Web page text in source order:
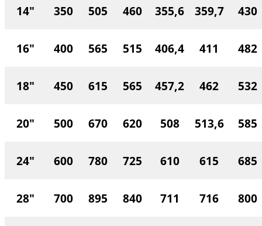
14" 350 505 460 355,6 359,7 430
16" 400 565 515 406,4 411 482
18" 450 615 565 457,2 462 532
20" 500 670 620 508 513,6 585
24" 600 780 725 610 615 685
28" 700 895 840 711 716 800